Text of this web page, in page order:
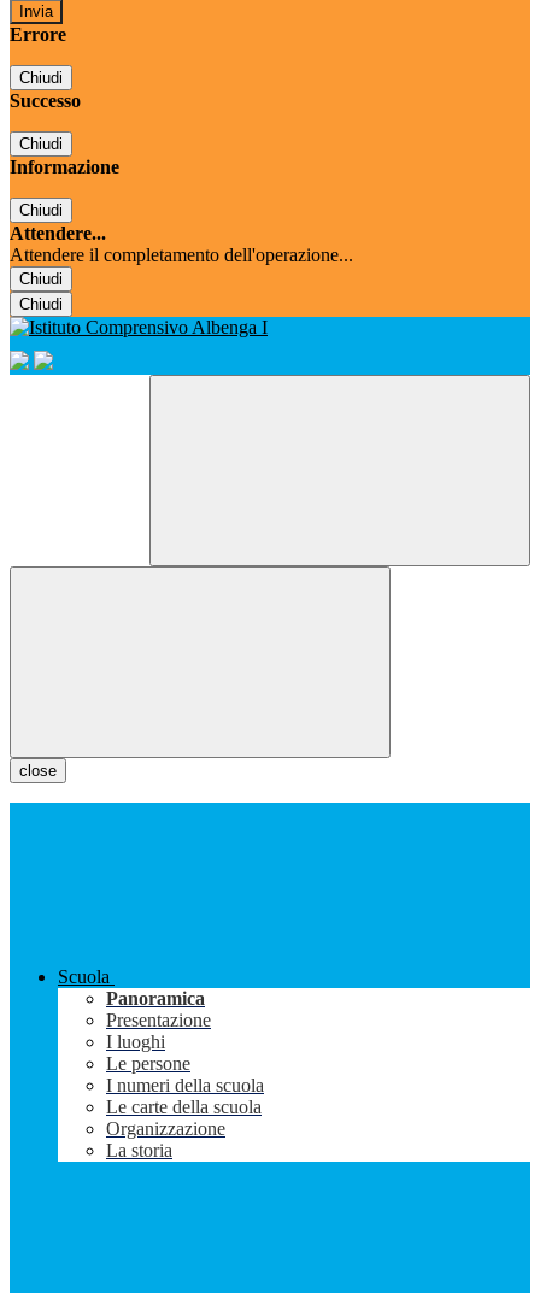
Errore
Chiudi
Successo
Chiudi
Informazione
Chiudi
Attendere...
Attendere il completamento dell'operazione...
Chiudi
Chiudi
close
Scuola
Panoramica
Presentazione
I luoghi
Le persone
I numeri della scuola
Le carte della scuola
Organizzazione
La storia